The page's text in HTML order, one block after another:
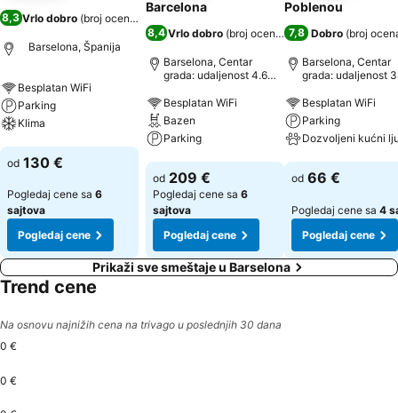
8,3Vrlo dobro (broj ocena: 7.867
Barselona, Španija
Besplatan WiFi
Parking
Klima
Pogledaj cene
od 130 €
Pogledaj cene sa 6
sajtova
Pogledaj cene
Barcelona
8,4 Vrlo dobro (broj ocena: 12.264)
Barselona, Centar
grada: udaljenost 4.6
Besplatan WiFi
Bazen
Parking
Pogledaj cene
od 209 €
Pogledaj cene sa 6
sajtova
Pogledaj cene
Poblenou
7,8 Dobro (broj
Barselona, Centar
grada: udaljenost
Besplatan WiFi
Parking
Pogledaj cene
od 66 €
Pogledaj cene sa 4
Pogledaj cene
Prikaži sve smeštaje u Barselona
Trend cene
Na osnovu najnižih cena na trivago u poslednjih 30 dana
0 €
0 €